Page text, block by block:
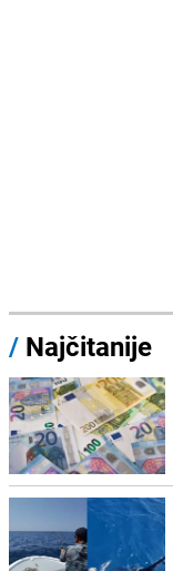
/ Najčitanije